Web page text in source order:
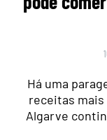
Há uma
receitas mais
Algarve